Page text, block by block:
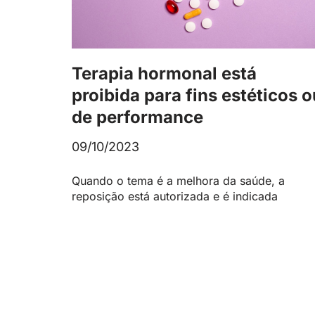
Terapia hormonal está
proibida para fins estéticos
de performance
09/10/2023
Quando o tema é a melhora da saúde, a
reposição está autorizada e é indicada